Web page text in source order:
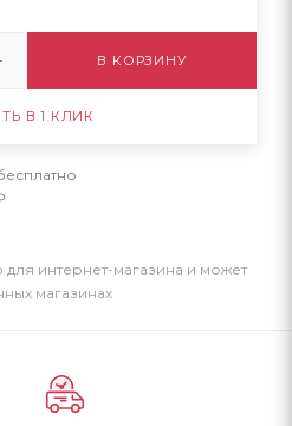
В КОРЗИНУ
В 1 КЛИК
для интернет-магазина и может
магазинах